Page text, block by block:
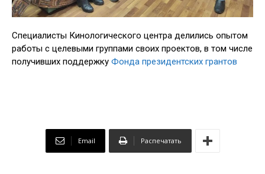
Специалисты Кинологического центра делились опытом
работы с целевыми группами своих проектов, в том числе
получивших поддержку Фонда президентских грантов
Email Распечатать